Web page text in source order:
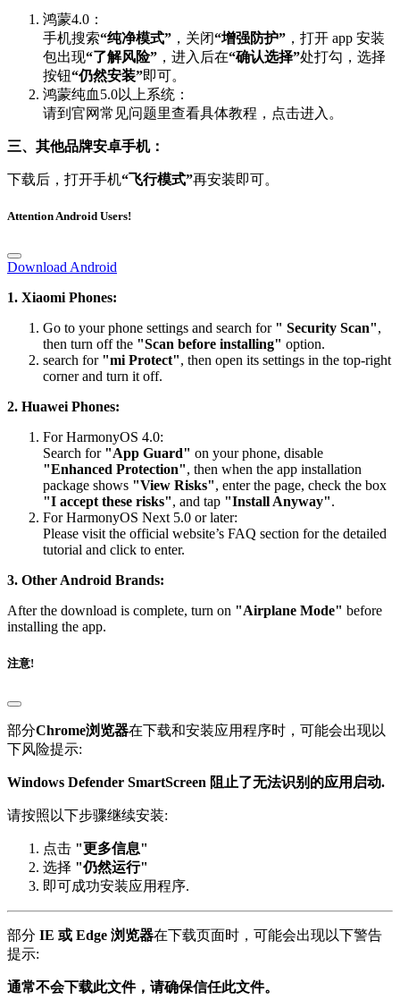
鸿蒙4.0：
手机搜索“纯净模式” ，关闭“增强防护” ，打开 app 安装
包出现“了解风险” ，进入后在“确认选择”处打勾，选择
按钮“仍然安装”即可。
鸿蒙纯血5.0以上系统：
请到官网常见问题里查看具体教程，点击进入。
三、其他品牌安卓手机：
下载后，打开手机“飞行模式”再安装即可。
Attention Android Users!
Download Android
1. Xiaomi Phones:
Go to your phone settings and search for " Security Scan",
then turn off the "Scan before installing" option.
search for "mi Protect", then open its settings in the top-right
corner and turn it off.
2. Huawei Phones:
For HarmonyOS 4.0:
Search for "App Guard" on your phone, disable
"Enhanced Protection", then when the app installation
package shows "View Risks", enter the page, check the box
"I accept these risks", and tap "Install Anyway".
For HarmonyOS Next 5.0 or later:
Please visit the official website’s FAQ section for the detailed
tutorial and click to enter.
3. Other Android Brands:
After the download is complete, turn on "Airplane Mode" before
installing the app.
注意!
部分Chrome浏览器在下载和安装应用程序时，可能会出现以
下风险提示:
Windows Defender SmartScreen 阻止了无法识别的应用启动.
请按照以下步骤继续安装:
点击 "更多信息"
选择 "仍然运行"
即可成功安装应用程序.
部分 IE 或 Edge 浏览器在下载页面时，可能会出现以下警告
提示:
通常不会下载此文件，请确保信任此文件。